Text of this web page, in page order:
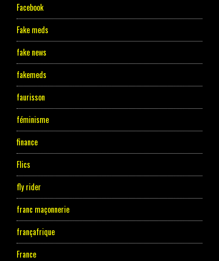
Facebook
Fake meds
fake news
fakemeds
faurisson
féminisme
finance
Flics
fly rider
franc maçonnerie
françafrique
France